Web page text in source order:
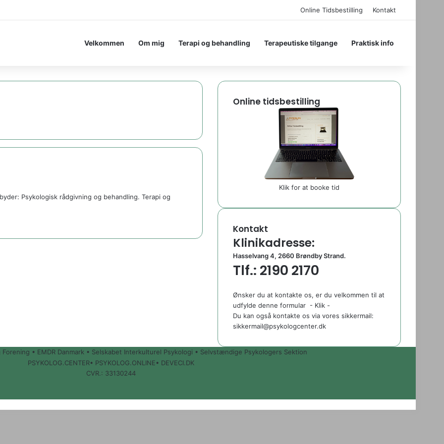
Online Tidsbestilling Kontakt
Velkommen Om mig Terapi og behandling Terapeutiske tilgange Praktisk info
Psykologisk rådgivning og behandling. Terapi og
Online tidsbestilling
Klik for at booke tid
Kontakt
Klinikadresse:
Hasselvang 4, 2660 Brøndby Strand.
Tlf.: 2190 2170
Ønsker du at kontakte os, er du velkommen til at
udfylde denne formular - Klik -
Du kan også kontakte os via vores sikkermail:
sikkermail@psykologcenter.dk
• EMDR Danmark • Selskabet Interkulturel Psykologi • Selvstændige Psykologers Sektion
PSYKOLOG.CENTER• PSYKOLOG.ONLINE• DEVECI.DK
CVR.: 33130244